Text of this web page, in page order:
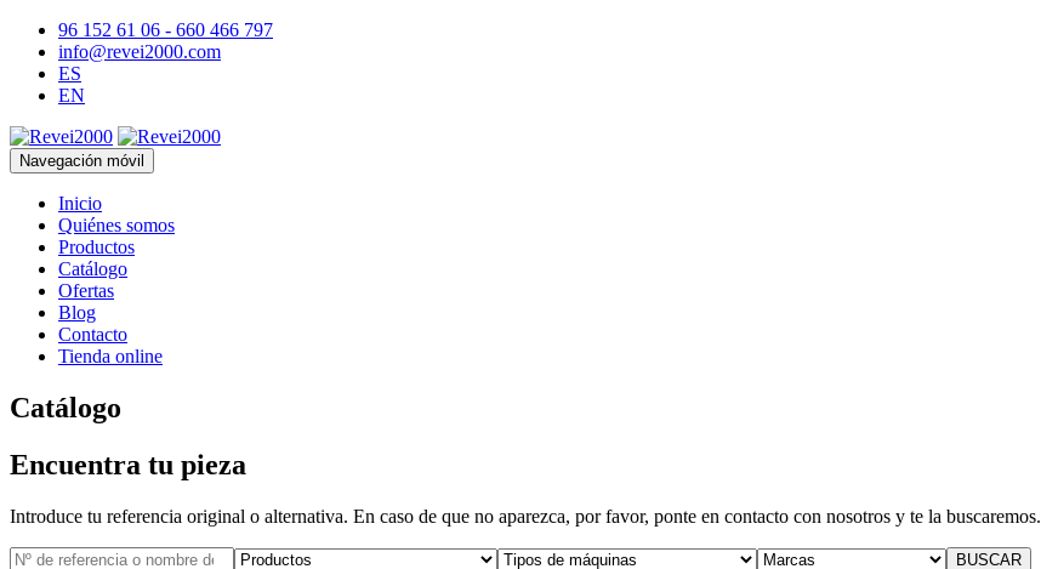
96 152 61 06 - 660 466 797
info@revei2000.com
ES
EN
Navegación móvil
Inicio
Quiénes somos
Productos
Catálogo
Ofertas
Blog
Contacto
Tienda online
Catálogo
Encuentra tu pieza
Introduce tu referencia original o alternativa. En caso de que no aparezca, por favor, ponte en contacto con nosotros y te la buscaremos.